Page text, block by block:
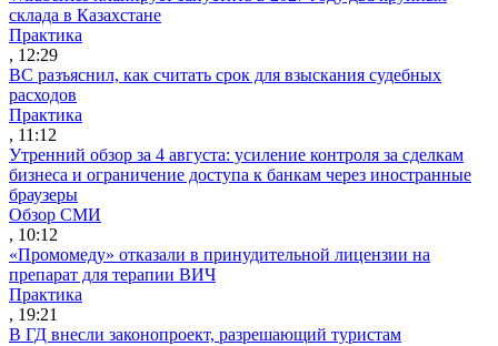
склада в Казахстане
Практика
, 12:29
ВС разъяснил, как считать срок для взыскания судебных
расходов
Практика
, 11:12
Утренний обзор за 4 августа: усиление контроля за сделкам
бизнеса и ограничение доступа к банкам через иностранные
браузеры
Обзор СМИ
, 10:12
«Промомеду» отказали в принудительной лицензии на
препарат для терапии ВИЧ
Практика
, 19:21
В ГД внесли законопроект, разрешающий туристам